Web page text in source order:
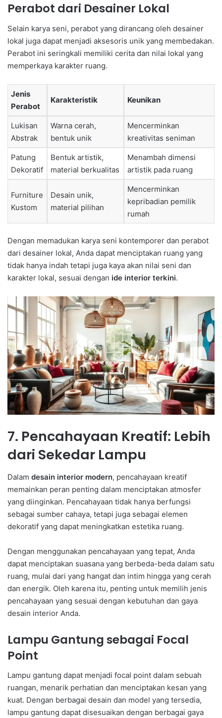
Perabot dari Desainer Lokal
Selain karya seni, perabot yang dirancang oleh desainer
lokal juga dapat menjadi aksesoris unik yang membedakan.
Perabot ini seringkali memiliki cerita dan nilai lokal yang
memperkaya karakter ruang.
Jenis
Perabot
Karakteristik Keunikan
Lukisan
Abstrak
Warna cerah,
bentuk unik
Mencerminkan
kreativitas seniman
Patung
Dekoratif
Bentuk artistik,
material berkualitas
Menambah dimensi
artistik pada ruang
Furniture
Kustom
Desain unik,
material pilihan
Mencerminkan
kepribadian pemilik
rumah
Dengan memadukan karya seni kontemporer dan perabot
dari desainer lokal, Anda dapat menciptakan ruang yang
tidak hanya indah tetapi juga kaya akan nilai seni dan
karakter lokal, sesuai dengan ide interior terkini.
7. Pencahayaan Kreatif: Lebih
dari Sekedar Lampu
Dalam desain interior modern, pencahayaan kreatif
memainkan peran penting dalam menciptakan atmosfer
yang diinginkan. Pencahayaan tidak hanya berfungsi
sebagai sumber cahaya, tetapi juga sebagai elemen
dekoratif yang dapat meningkatkan estetika ruang.
Dengan menggunakan pencahayaan yang tepat, Anda
dapat menciptakan suasana yang berbeda-beda dalam satu
ruang, mulai dari yang hangat dan intim hingga yang cerah
dan energik. Oleh karena itu, penting untuk memilih jenis
pencahayaan yang sesuai dengan kebutuhan dan gaya
desain interior Anda.
Lampu Gantung sebagai Focal
Point
Lampu gantung dapat menjadi focal point dalam sebuah
ruangan, menarik perhatian dan menciptakan kesan yang
kuat. Dengan berbagai desain dan model yang tersedia,
lampu gantung dapat disesuaikan dengan berbagai gaya